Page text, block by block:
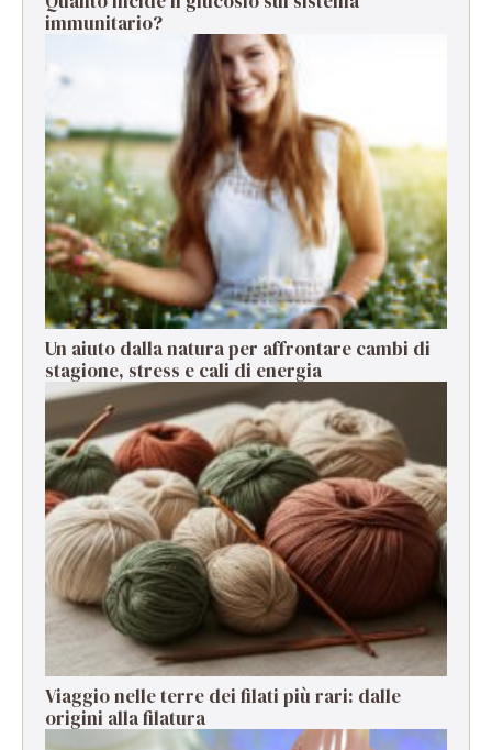
immunitario?
Un aiuto dalla natura per affrontare cambi di
stagione, stress e cali di energia
Viaggio nelle terre dei filati più rari: dalle
origini alla filatura